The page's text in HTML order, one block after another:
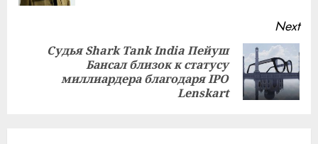
Next
Судья Shark Tank India Пейуш
Бансал близок к статусу
миллиардера благодаря IPO
Lenskart